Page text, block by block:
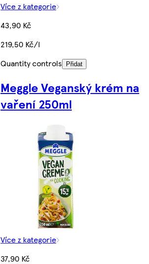
Více z kategorie
43,90 Kč
219,50 Kč/l
Quantity controls
Přidat
Meggle Veganský krém na
vaření 250ml
Více z kategorie
37,90 Kč